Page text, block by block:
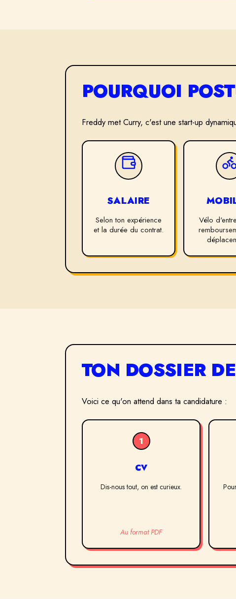
POURQUOI
Freddy met Curry, c'est une start-up
SALAIRE
Selon ton expérience
et la durée du contrat.
Vélo
TON DOSSIER
Voici ce qu'on attend dans ta candidature :
1
CV
Dis-nous tout, on est curieux.
Au format PDF